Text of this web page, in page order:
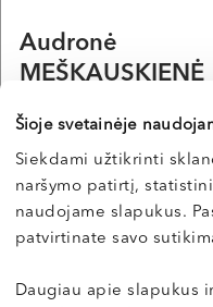
Šioje svetainėje
Siekdami užtikrinti
naršymo patirtį,
naudojame slapukus.
patvirtinate savo
Daugiau apie slapukus
Audronė
MEŠKAUSKIENĖ
Akušerė-ginekologė,
Vilnius, S. Žukausko g. 19
E-registracija